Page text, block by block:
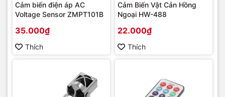
Cảm biến điện áp AC
Voltage Sensor ZMPT101B
35.000₫
Thích
Cảm Biến Vật Cản Hồng
Ngoại HW-488
22.000₫
Thích